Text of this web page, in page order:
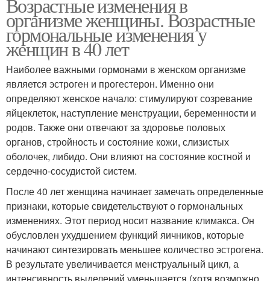
организме женщины. Возрастные
гормональные изменения у
женщин в 40 лет
Наиболее важными гормонами в женском организме
является эстроген и прогестерон. Именно они
определяют женское начало: стимулируют созревание
яйцеклеток, наступление менструации, беременности и
родов. Также они отвечают за здоровье половых
органов, стройность и состояние кожи, слизистых
оболочек, либидо. Они влияют на состояние костной и
сердечно-сосудистой систем.
После 40 лет женщина начинает замечать определенные
признаки, которые свидетельствуют о гормональных
изменениях. Этот период носит название климакса. Он
обусловлен ухудшением функций яичников, которые
начинают синтезировать меньшее количество эстрогена.
В результате увеличивается менструальный цикл, а